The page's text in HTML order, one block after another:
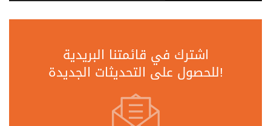
اشترك في قائمتنا البريدية
للحصول على التحديثات الجديدة!